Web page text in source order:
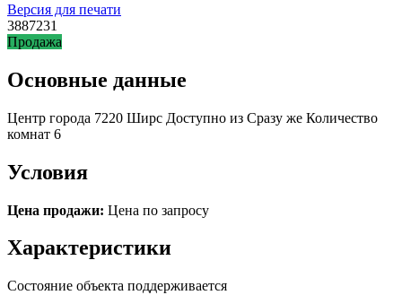
Версия для печати
3887231
Продажа
Основные данные
Центр города 7220 Ширс Доступно из Сразу же Количество
комнат 6
Условия
Цена продажи: Цена по запросу
Характеристики
Состояние объекта поддерживается